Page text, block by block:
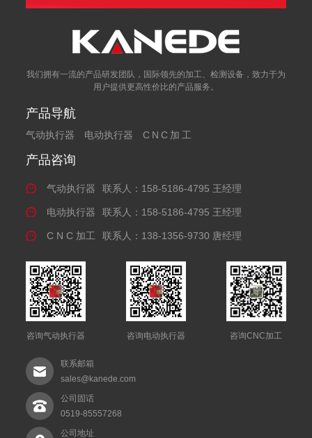
我们拥有一流的产品研发团队，国际领先的加工、检测设备，致力于为
用户提供更高性价比的产品服务。
产品导航
气动执行器 电动执行器 CNC加工
产品咨询
气动执行器 联系人：158-5186-4795 王经理
电动执行器 联系人：158-5186-4795 王经理
C N C 加工 联系人：138-1356-9730 唐经理
咨询气动执行器 咨询电动执行器 咨询CNC加工
联系邮箱
sales@kanede.com
公司固话
0519-85557268
公司地址